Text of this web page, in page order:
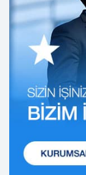
CB
temel
dikkate
güncel
gerekli
kurmakla
3. Belirli,
amaçla